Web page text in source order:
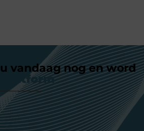
vandaag nog en word
platform